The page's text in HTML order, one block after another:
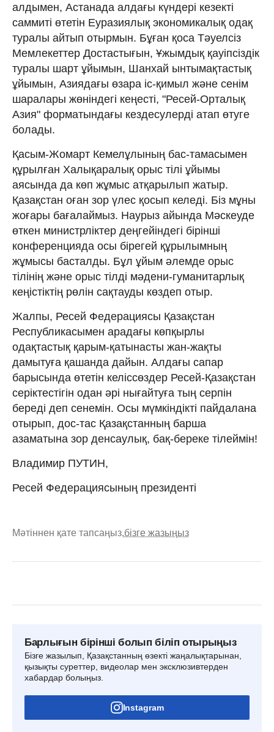
алдымен, Астанада алдағы күндері кезекті
саммиті өтетін Еуразиялық экономикалық одақ
туралы айтып отырмын. Бұған қоса Тәуелсіз
Мемлекеттер Достастығын, Ұжымдық қауіпсіздік
туралы шарт ұйымын, Шанхай ынтымақтастық
ұйымын, Азиядағы өзара іс-қимыл және сенім
шаралары жөніндегі кеңесті, "Ресей-Орталық
Азия" форматындағы кездесулерді атап өтуге
болады.
Қасым-Жомарт Кемелұлының бас-тамасымен
құрылған Халықаралық орыс тілі ұйымы
аясында да көп жұмыс атқарылып жатыр.
Қазақстан оған зор үлес қосып келеді. Біз мұны
жоғары бағалаймыз. Наурыз айында Мәскеуде
өткен министрліктер деңгейіндегі бірінші
конференцияда осы бірегей құрылымның
жұмысы басталды. Бұл ұйым әлемде орыс
тілінің және орыс тілді мәдени-гуманитарлық
кеңістіктің рөлін сақтауды көздеп отыр.
Жалпы, Ресей Федерациясы Қазақстан
Республикасымен арадағы көпқырлы
одақтастық қарым-қатынасты жан-жақты
дамытуға қашанда дайын. Алдағы сапар
барысында өтетін келіссөздер Ресей-Қазақстан
серіктестігін одан әрі нығайтуға тың серпін
береді деп сенемін. Осы мүмкіндікті пайдалана
отырып, дос-тас Қазақстанның барша
азаматына зор денсаулық, бақ-береке тілеймін!
Владимир ПУТИН,
Ресей Федерациясының президенті
Мәтіннен қате тапсаңыз,бізге жазыңыз
Барлығын бірінші болып біліп отырыңыз
Бізге жазылып, Қазақстанның өзекті жаңалықтарынан,
қызықты суреттер, видеолар мен эксклюзивтерден
хабардар болыңыз.
Instagram